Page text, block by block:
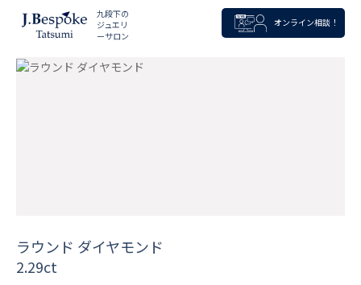
九段下の
ジュエリ
ーサロン
オンライン相談！
ラウンド ダイヤモンド
2.29ct